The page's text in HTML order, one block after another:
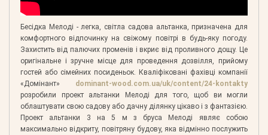
Бесідка Мелоді - легка, світла садова альтанка, призначена для
комфортного відпочинку на свіжому повітрі в будь-яку погоду.
Захистить від палючих променів і вкриє від проливного дощу. Це
оригінальне і зручне місце для проведення дозвілля, прийому
гостей або сімейних посиденьок. Кваліфіковані фахівці компанії
«Домінант» dominant-wood.com.ua/uk/content/24-kontakty
розробили проект альтанки Мелоді для того, щоб ви могли
облаштувати свою садову або дачну ділянку цікаво і з фантазією.
Проект альтанки 3 на 5 м з бруса Мелоді являє собою
максимально відкриту, повітряну будову, яка відмінно послужить